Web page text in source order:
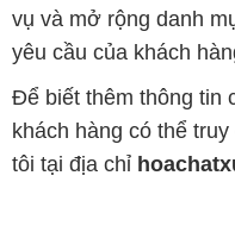
vụ và mở rộng danh
yêu cầu của khách
Để biết thêm thông tin
khách hàng có thể
tôi tại địa chỉ